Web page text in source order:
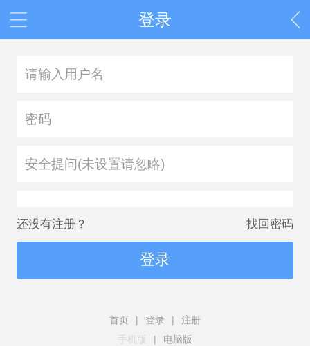
登录
安全提问(未设置请忽略)
还没有注册？ 找回密码
登录
首页 | 登录 |
注册
手机版
| 电脑版